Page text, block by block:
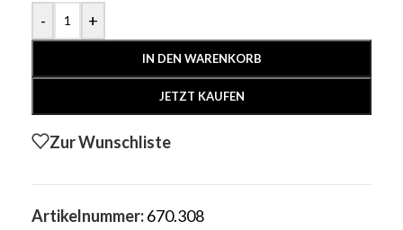
- +
IN DEN WARENKORB
JETZT KAUFEN
Zur Wunschliste
Artikelnummer:670.308